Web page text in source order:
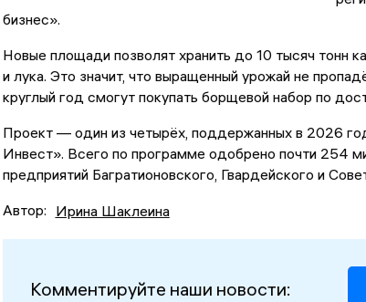
бизнес».
Новые площади позволят хранить до 10 тысяч тонн
и лука. Это значит, что выращенный урожай не
круглый год смогут покупать борщевой набор по
Проект — один из четырёх, поддержанных в 2026
Инвест». Всего по программе одобрено почти 254
предприятий Багратионовского, Гвардейского и
Автор: Ирина Шаклеина
Комментируйте наши новости: